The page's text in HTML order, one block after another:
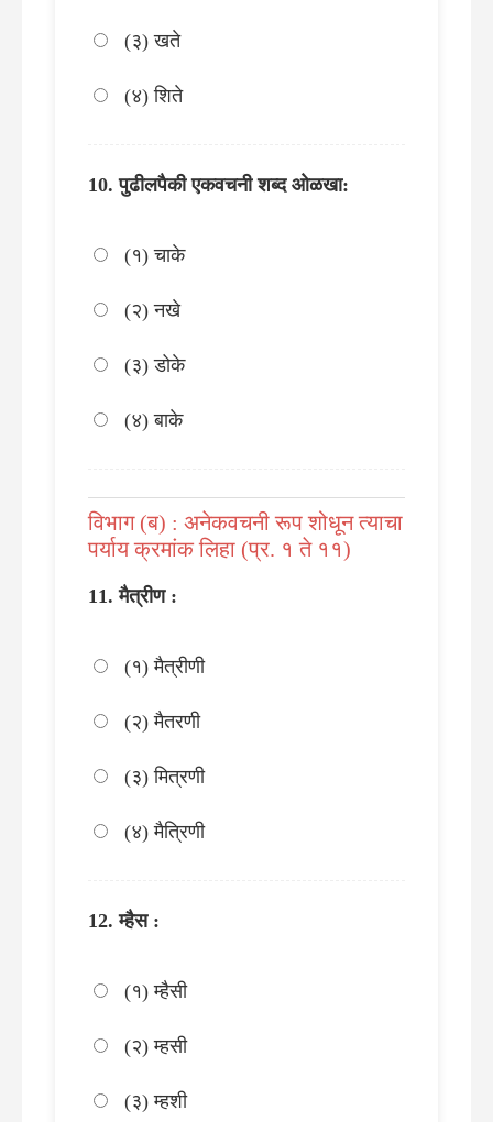
(३) खते
(४) शिते
पुढीलपैकी एकवचनी शब्द ओळखा:
(१) चाके
(२) नखे
(३) डोके
(४) बाके
विभाग (ब) : अनेकवचनी रूप शोधून त्याचा
पर्याय क्रमांक लिहा (प्र. १ ते ११)
मैत्रीण :
(१) मैत्रीणी
(२) मैतरणी
(३) मित्रणी
(४) मैत्रिणी
म्हैस :
(१) म्हैसी
(२) म्हसी
(३) म्हशी